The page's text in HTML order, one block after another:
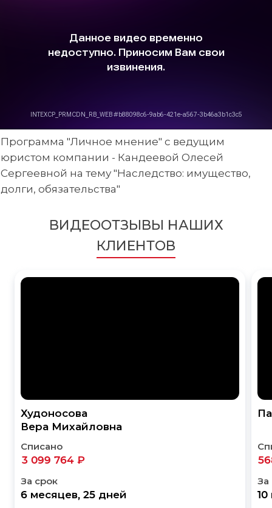
Программа "Личное мнение" с ведущим
юристом компании - Кандеевой Олесей
Сергеевной на тему "Наследство: имущество,
долги, обязательства"
ВИДЕООТЗЫВЫ НАШИХ
КЛИЕНТОВ
За
Худоносова
Вера Михайловна
6 месяцев, 25 дней
За срок
Списано
3 099 764 ₽